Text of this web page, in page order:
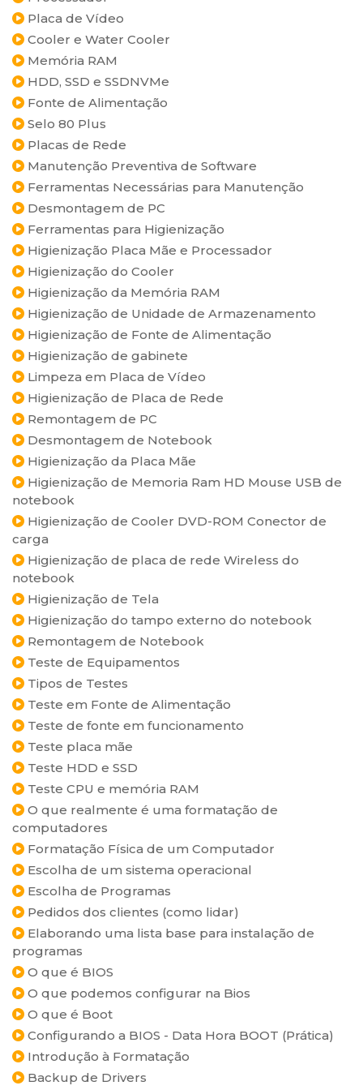
Placa de Vídeo
Cooler e Water Cooler
Memória RAM
HDD, SSD e SSDNVMe
Fonte de Alimentação
Selo 80 Plus
Placas de Rede
Manutenção Preventiva de Software
Ferramentas Necessárias para Manutenção
Desmontagem de PC
Ferramentas para Higienização
Higienização Placa Mãe e Processador
Higienização do Cooler
Higienização da Memória RAM
Higienização de Unidade de Armazenamento
Higienização de Fonte de Alimentação
Higienização de gabinete
Limpeza em Placa de Vídeo
Higienização de Placa de Rede
Remontagem de PC
Desmontagem de Notebook
Higienização da Placa Mãe
Higienização de Memoria Ram HD Mouse USB de
notebook
Higienização de Cooler DVD-ROM Conector de
carga
Higienização de placa de rede Wireless do
notebook
Higienização de Tela
Higienização do tampo externo do notebook
Remontagem de Notebook
Teste de Equipamentos
Tipos de Testes
Teste em Fonte de Alimentação
Teste de fonte em funcionamento
Teste placa mãe
Teste HDD e SSD
Teste CPU e memória RAM
O que realmente é uma formatação de
computadores
Formatação Física de um Computador
Escolha de um sistema operacional
Escolha de Programas
Pedidos dos clientes (como lidar)
Elaborando uma lista base para instalação de
programas
O que é BIOS
O que podemos configurar na Bios
O que é Boot
Configurando a BIOS - Data Hora BOOT (Prática)
Introdução à Formatação
Backup de Drivers